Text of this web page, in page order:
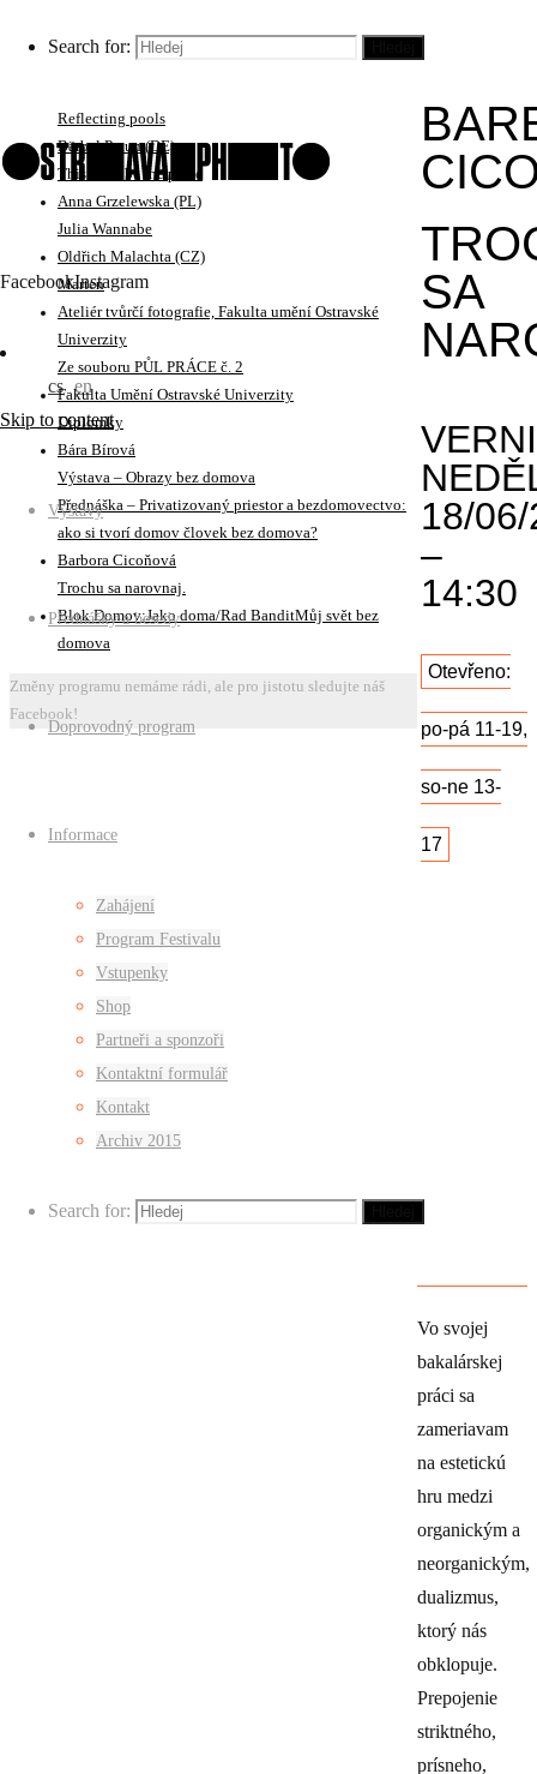
Search for:
FacebookInstagram
cs en
Skip to content
Výstavy
Přednášky a besedy
Doprovodný program
Informace
Zahájení
Program Festivalu
Vstupenky
Shop
Partneři a sponzoři
Kontaktní formulář
Kontakt
Archiv 2015
Search for:
SA
18/
–
14:30
Otevřeno:
po-pá 11-19,
so-ne 13-
17
Vo svojej
bakalárskej
práci sa
zameriavam
na estetickú
hru medzi
organickým a
neorganickým,
dualizmus,
ktorý nás
obklopuje.
Prepojenie
striktného,
prísneho,
Iren Stehli (CH)
Krejčí Sláma
Reflecting pools
Bärbel Praun (DE)
This must be the place
Anna Grzelewska (PL)
Julia Wannabe
Oldřich Malachta (CZ)
Marten
Ateliér tvůrčí fotografie, Fakulta umění Ostravské
Univerzity
Ze souboru PŮL PRÁCE č. 2
Fakulta Umění Ostravské Univerzity
Diplomky
Bára Bírová
Výstava – Obrazy bez domova
Přednáška – Privatizovaný priestor a bezdomovectvo:
ako si tvorí domov človek bez domova?
Barbora Cicoňová
Trochu sa narovnaj.
Blok Domov:Jako doma/Rad BanditMůj svět bez
domova
Změny programu nemáme rádi, ale pro jistotu sledujte náš
Facebook!